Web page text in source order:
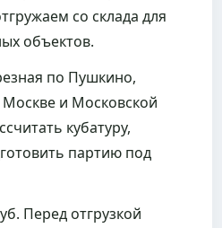
со склада для
объектов.
по Пушкино,
и Московской
кубатуру,
партию под
Перед отгрузкой